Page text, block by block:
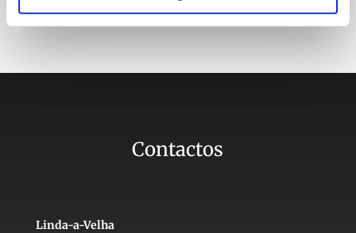
Contactos
Linda-a-Velha